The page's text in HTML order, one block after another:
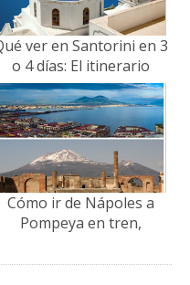
ver en Santorini en 3
o 4 días: El itinerario
perfecto por libre
Cómo ir de Nápoles a
Pompeya en tren,